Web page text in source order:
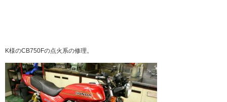
K様のCB750Fの点火系の修理。